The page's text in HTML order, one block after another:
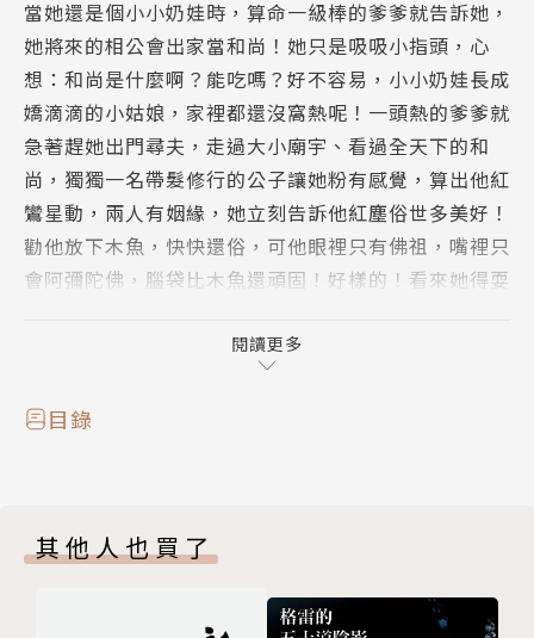
當她還是個小小奶娃時，算命一級棒的爹爹就告訴她，
她將來的相公會出家當和尚！她只是吸吸小指頭，心
想：和尚是什麼啊？能吃嗎？好不容易，小小奶娃長成
嬌滴滴的小姑娘，家裡都還沒窩熱呢！一頭熱的爹爹就
急著趕她出門尋夫，走過大小廟宇、看過全天下的和
尚，獨獨一名帶髮修行的公子讓她粉有感覺，算出他紅
鸞星動，兩人有姻緣，她立刻告訴他紅塵俗世多美好！
勸他放下木魚，快快還俗，可他眼裡只有佛祖，嘴裡只
會阿彌陀佛，腦袋比木魚還頑固！好樣的！看來她得耍
閱讀更多
目錄
其他人也買了